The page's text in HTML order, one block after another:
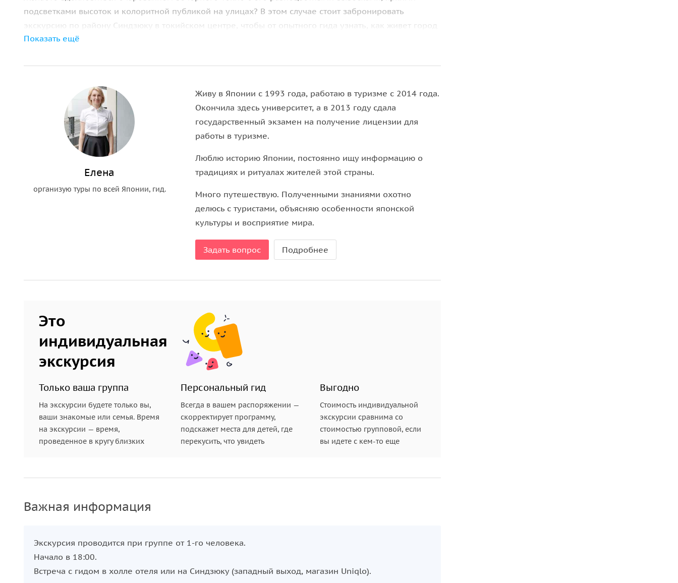
подсветками высоток и колоритной публикой на улицах? В этом случае стоит забронировать
экскурсию по району Синдзюку в токийском центре, чтобы от опытного гида узнать, как живет город
с приходом темноты, и увидеть необычные локации.
бары и рестораны эпохи 1940-х. Без преувеличения, легендарное место с лабиринтом узких улочек,
питейными заведениями и богатой ночной жизнью, которой не коснулась модернизация. Гид с
удовольствием и знанием порекомендует необычные бары, где иностранцам всегда рады.
Поужинать стоит в локальных заведениях. Их здесь превеликое множество: раменные и идзакая,
якитории и суси-рестораны. Гид по-дружески посоветует проверенные и самые вкусные!
Показать ещё
Елена
организую туры по всей Японии, гид.
Живу в Японии с 1993 года, работаю в туризме с 2014 года.
Окончила здесь университет, а в 2013 году сдала
государственный экзамен на получение лицензии для
работы в туризме.
Люблю историю Японии, постоянно ищу информацию о
традициях и ритуалах жителей этой страны.
Много путешествую. Полученными знаниями охотно
делюсь с туристами, объясняю особенности японской
культуры и восприятие мира.
Задать вопрос Подробнее
Это
индивидуальная
экскурсия
Только ваша группа
На экскурсии будете только вы,
ваши знакомые или семья. Время
на экскурсии — время,
проведенное в кругу близких
Персональный гид
Всегда в вашем распоряжении —
скорректирует программу,
подскажет места для детей, где
перекусить, что увидеть
Выгодно
Стоимость индивидуальной
экскурсии сравнима со
стоимостью групповой, если
вы идете с кем-то еще
Важная информация
Экскурсия проводится при группе от 1-го человека.
Начало в 18:00.
Встреча с гидом в холле отеля или на Синдзюку (западный выход, магазин Uniqlo).